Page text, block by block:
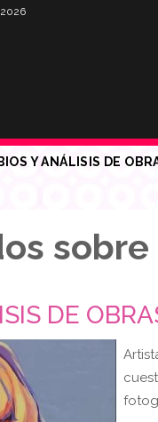
BIOS Y ANÁLISIS DE
DE